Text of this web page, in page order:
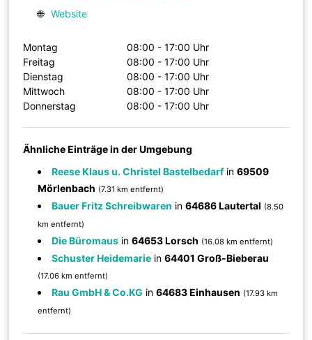
🌐 Website
Montag
08:00 - 17:00 Uhr
Freitag
08:00 - 17:00 Uhr
Dienstag
08:00 - 17:00 Uhr
Mittwoch
08:00 - 17:00 Uhr
Donnerstag
08:00 - 17:00 Uhr
Ähnliche Einträge in der Umgebung
Reese Klaus u. Christel Bastelbedarfin69509
Mörlenbach (7.31 km entfernt)
Bauer Fritz Schreibwaren in64686 Lautertal (8.50
km entfernt)
Die Büromaus in64653 Lorsch (16.08 km entfernt)
Schuster Heidemarie in64401 Groß-Bieberau
(17.06 km entfernt)
Rau GmbH & Co.KG in64683 Einhausen (17.93 km
entfernt)